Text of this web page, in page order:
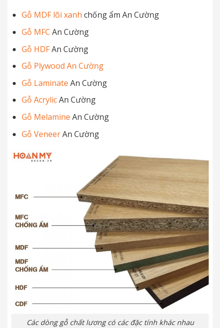
Gỗ MDF lõi xanh chống ẩm An Cường
Gỗ MFC An Cường
Gỗ HDFAn Cường
Gỗ Plywood An Cường
Gỗ Laminate An Cường
Gỗ AcrylicAn Cường
Gỗ Melamine An Cường
Gỗ VeneerAn Cường
Các dòng gỗ chất lương có các đặc tính khác nhau